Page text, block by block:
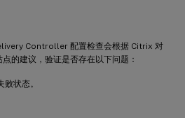
Controller 配置检查会根据 Citrix 对
建议，验证是否存在以下问题：
状态。